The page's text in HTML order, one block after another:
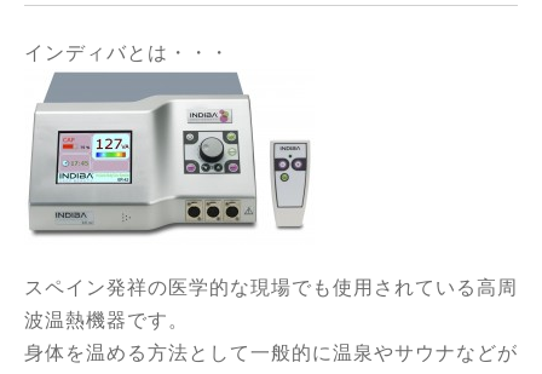
インディバとは・・・
スペイン発祥の医学的な現場でも使用されている高周
波温熱機器です。
身体を温める方法として一般的に温泉やサウナなどが